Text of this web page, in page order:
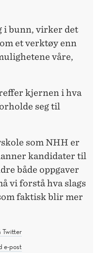
i bunn, virker det
et verktøy enn
våre,
kjernen i hva
seg til
som NHH er
kandidater til
både oppgaver
vi forstå hva slags
faktisk blir mer
Twitter
e-post